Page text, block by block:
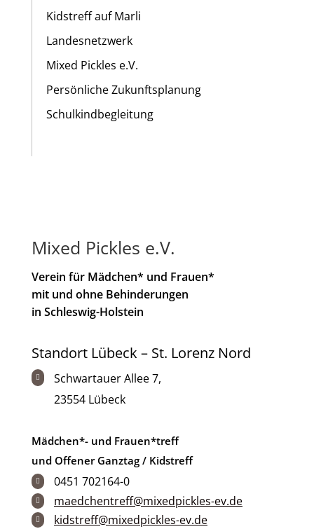
Kidstreff auf Marli
Landesnetzwerk
Mixed Pickles e.V.
Persönliche Zukunftsplanung
Schulkindbegleitung
Mixed Pickles e.V.
Verein für Mädchen* und Frauen*
mit und ohne Behinderungen
in Schleswig-Holstein
Standort Lübeck – St. Lorenz Nord

Schwartauer Allee 7,
23554 Lübeck
Mädchen*- und Frauen*treff
und Offener Ganztag / Kidstreff
 0451 702164-0
 maedchentreff@mixedpickles-ev.de
 kidstreff@mixedpickles-ev.de